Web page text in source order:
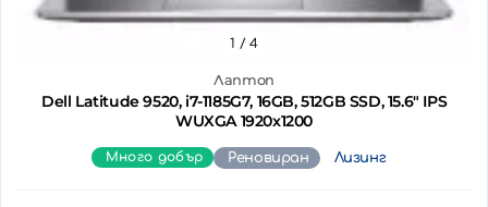
Лаптоп
Dell Latitude 9520, i7-1185G7, 16GB, 512GB SSD, 15.6" IPS
WUXGA 1920x1200
1 / 4
Много добър Реновиран Лизинг